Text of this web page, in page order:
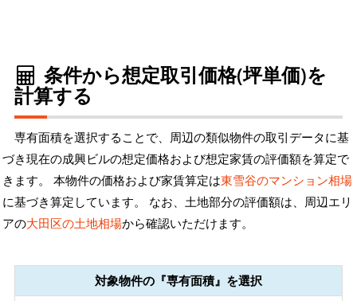
条件から想定取引価格(坪単価)を
計算する
専有面積を選択することで、周辺の類似物件の取引データに基
づき現在の成興ビルの想定価格および想定家賃の評価額を算定で
きます。 本物件の価格および家賃算定は東雪谷のマンション相場
に基づき算定しています。 なお、土地部分の評価額は、周辺エリ
アの大田区の土地相場から確認いただけます。
対象物件の『専有面積』を選択